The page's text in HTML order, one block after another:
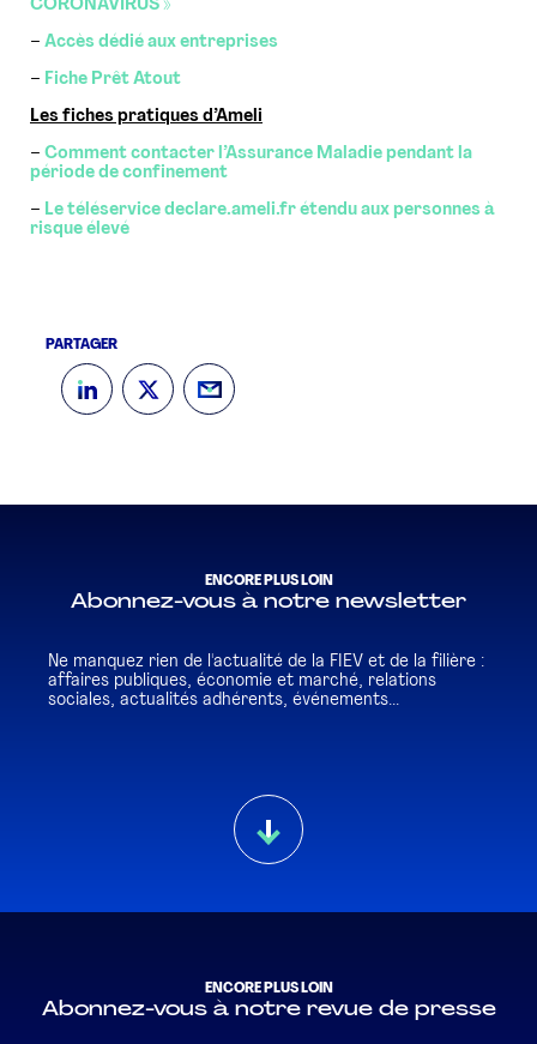
CORONAVIRUS »
– Accès dédié aux entreprises
– Fiche Prêt Atout
Les fiches pratiques d’Ameli
– Comment contacter l’Assurance Maladie pendant la
période de confinement
– Le téléservice declare.ameli.fr étendu aux personnes à
risque élevé
PARTAGER
ENCORE PLUS LOIN
Abonnez-vous à notre newsletter
Ne manquez rien de l'actualité de la FIEV et de la filière :
affaires publiques, économie et marché, relations
sociales, actualités adhérents, événements...
ENCORE PLUS LOIN
Abonnez-vous à notre revue de presse